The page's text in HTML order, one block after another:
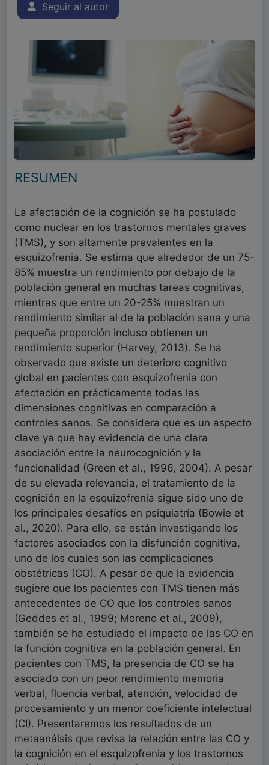
Seguir al autor
RESUMEN
La afectación de la cognición se ha postulado
como nuclear en los trastornos mentales graves
(TMS), y son altamente prevalentes en la
esquizofrenia. Se estima que alrededor de un 75-
85% muestra un rendimiento por debajo de la
población general en muchas tareas cognitivas,
mientras que entre un 20-25% muestran un
rendimiento similar al de la población sana y una
pequeña proporción incluso obtienen un
rendimiento superior (Harvey, 2013). Se ha
observado que existe un deterioro cognitivo
global en pacientes con esquizofrenia con
afectación en prácticamente todas las
dimensiones cognitivas en comparación a
controles sanos. Se considera que es un aspecto
clave ya que hay evidencia de una clara
asociación entre la neurocognición y la
funcionalidad (Green et al., 1996, 2004). A pesar
de su elevada relevancia, el tratamiento de la
cognición en la esquizofrenia sigue sido uno de
los principales desafíos en psiquiatría (Bowie et
al., 2020). Para ello, se están investigando los
factores asociados con la disfunción cognitiva,
uno de los cuales son las complicaciones
obstétricas (CO). A pesar de que la evidencia
sugiere que los pacientes con TMS tienen más
antecedentes de CO que los controles sanos
(Geddes et al., 1999; Moreno et al., 2009),
también se ha estudiado el impacto de las CO en
la función cognitiva en la población general. En
pacientes con TMS, la presencia de CO se ha
asociado con un peor rendimiento memoria
verbal, fluencia verbal, atención, velocidad de
procesamiento y un menor coeficiente intelectual
(CI). Presentaremos los resultados de un
metaanálsis que revisa la relación entre las CO y
la cognición en el esquizofrenia y los trastornos